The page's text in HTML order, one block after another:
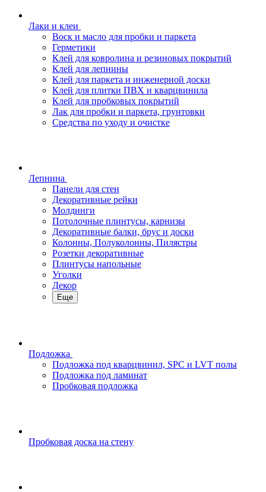
Лаки и клеи
Воск и масло для пробки и паркета
Герметики
Клей для ковролина и резиновых покрытий
Клей для лепнины
Клей для паркета и инженерной доски
Клей для плитки ПВХ и кварцвинила
Клей для пробковых покрытий
Лак для пробки и паркета, грунтовки
Средства по уходу и очистке
Лепнина
Панели для стен
Декоративные рейки
Молдинги
Потолочные плинтусы, карнизы
Декоративные балки, брус и доски
Колонны, Полуколонны, Пилястры
Розетки декоративные
Плинтусы напольные
Уголки
Декор
Еще
Подложка
Подложка под кварцвинил, SPC и LVT полы
Подложка под ламинат
Пробковая подложка
Пробковая доска на стену